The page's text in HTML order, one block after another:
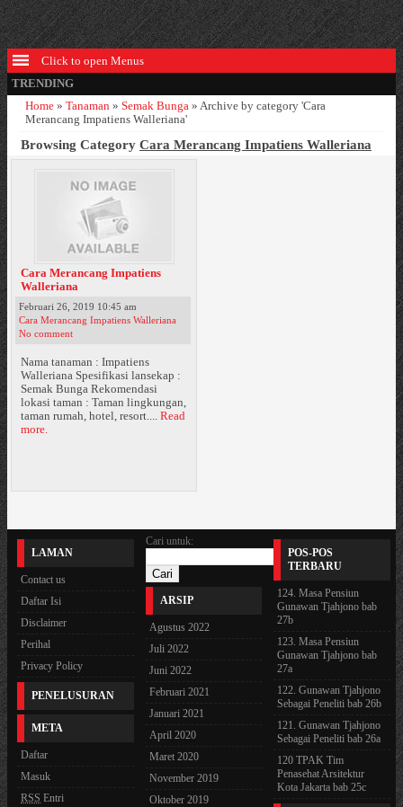
Click to open Menus
TRENDING
Home » Tanaman » Semak Bunga » Archive by category 'Cara
Merancang Impatiens Walleriana'
Browsing Category Cara Merancang Impatiens Walleriana
Cara Merancang Impatiens
Walleriana
Februari 26, 2019 10:45 am
Cara Merancang Impatiens Walleriana
No comment
Nama tanaman : Impatiens
Walleriana Spesifikasi lansekap :
Semak Bunga Rekomendasi
lokasi taman : Taman lingkungan,
taman rumah, hotel, resort.... Read
more.
LAMAN
Contact us
Daftar Isi
Disclaimer
Perihal
Privacy Policy
PENELUSURAN
META
Daftar
Masuk
RSS Entri
Cari untuk:
ARSIP
Agustus 2022
Juli 2022
Juni 2022
Februari 2021
Januari 2021
April 2020
Maret 2020
November 2019
Oktober 2019
POS-POS
TERBARU
124. Masa Pensiun
Gunawan Tjahjono bab
27b
123. Masa Pensiun
Gunawan Tjahjono bab
27a
122. Gunawan Tjahjono
Sebagai Peneliti bab 26b
121. Gunawan Tjahjono
Sebagai Peneliti bab 26a
120 TPAK Tim
Penasehat Arsitektur
Kota Jakarta bab 25c